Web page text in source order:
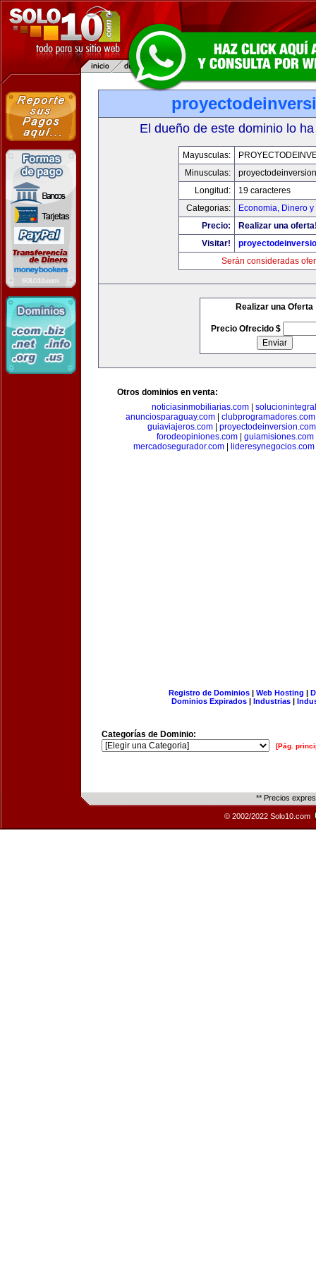
El dueño de este dominio lo
Mayusculas:
Minusculas:
Longitud:
19 caracteres
Categorias:
Economia, Dinero
Precio:
Realizar una
Visitar!
Serán consideradas
Realizar una Oferta
Precio Ofrecido $
Otros dominios en venta:
noticiasinmobiliarias.com
anunciosparaguay.com
clubprogramadores.com
guiaviajeros.com| proyectodeinversion.com
forodeopiniones.com
guiamisiones.com
mercadosegurador.com
lideresynegocios.com
Registro de Dominios| Web Hosting |
Dominios Expirados | Industrias |
Categorías de Dominio:
[Pág.
** Precios
© 2002/2022 Solo10.com